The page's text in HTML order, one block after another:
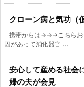
クローン病と気功（
携帯からは→→→こちらお
因があって消化器官 ...
安心して産める社会
婦の夫が会見